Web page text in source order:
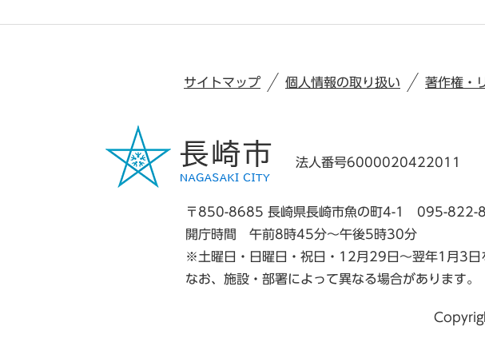
サイトマップ 個人情報の取り扱い 著作権・
法人番号6000020422011
〒850-8685 長崎県長崎市魚の町4-1
095-822-
開庁時間 午前8時45分～午後5時30分
※土曜日・日曜日・祝日・12月29日～翌年1月3日
なお、施設・部署によって異なる場合があります。